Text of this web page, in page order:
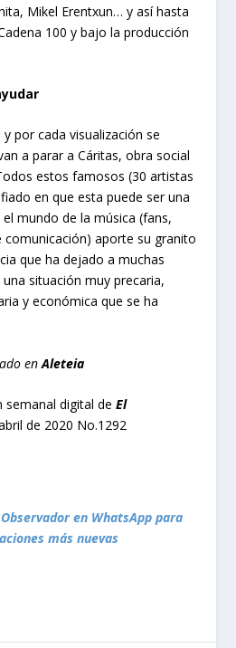
Mikel Erentxun… y así hasta
100 y bajo la producción
por cada visualización se
a parar a Cáritas, obra social
estos famosos (30 artistas
en que esta puede ser una
mundo de la música (fans,
comunicación) aporte su granito
que ha dejado a muchas
situación muy precaria,
y económica que se ha
enAleteia
semanal digital deEl
de 2020 No.1292
en WhatsApp para
más nuevas